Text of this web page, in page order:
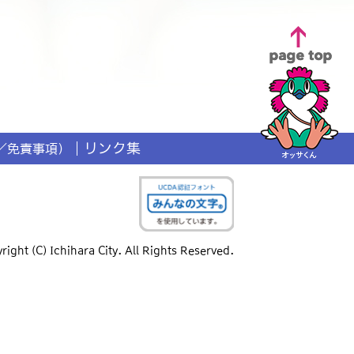
責事項） リンク集
(C) Ichihara City. All Rights Reserved.